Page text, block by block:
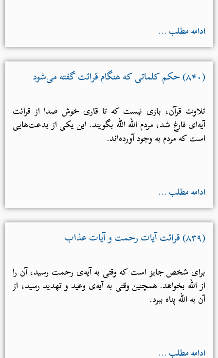
ادامه مطلب …
(۸۴۰) حکم کلماتی که هنگام قرائت گفته می‌شود
تلاوت قرآن، بازی نیست که تا قاری خوش صدا از قرائت
آیه‌ای فارغ شد، مردم الله الله بگویند. این یکی از بدعت‌هایی
است که مردم به وجود آورده‌اند.
ادامه مطلب …
(۸۳۹) قرائت آیات رحمت و آیات عذاب
برای شخص جایز است که وقتی به آیه‌ی رحمت رسید، آن را
از الله بخواهد. همچنین وقتی به آیه‌ی وعید و تهدید رسید، از
آن به الله پناه ببرد.
ادامه مطلب …